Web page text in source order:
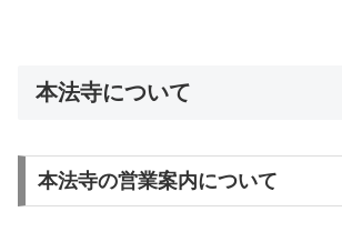
本法寺について
本法寺の営業案内について